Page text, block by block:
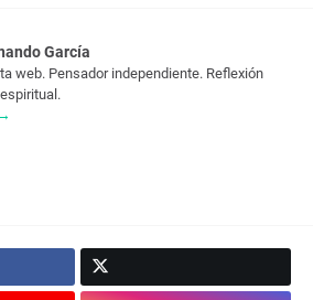
García
web. Pensador independiente. Reflexión